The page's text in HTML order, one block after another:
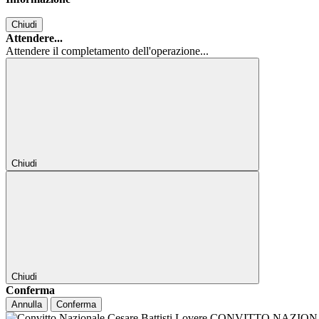
Chiudi
Attendere...
Attendere il completamento dell'operazione...
Chiudi
Chiudi
Conferma
Annulla Conferma